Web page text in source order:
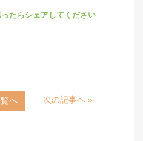
へ 次の記事へ »